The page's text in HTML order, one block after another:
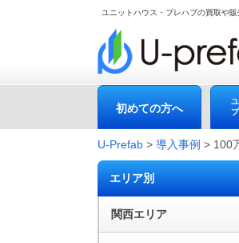
ユニットハウス・プレハブの買取や
初めての方へ
U-Prefab > 導入事例 > 100
エリア別
関西エリア